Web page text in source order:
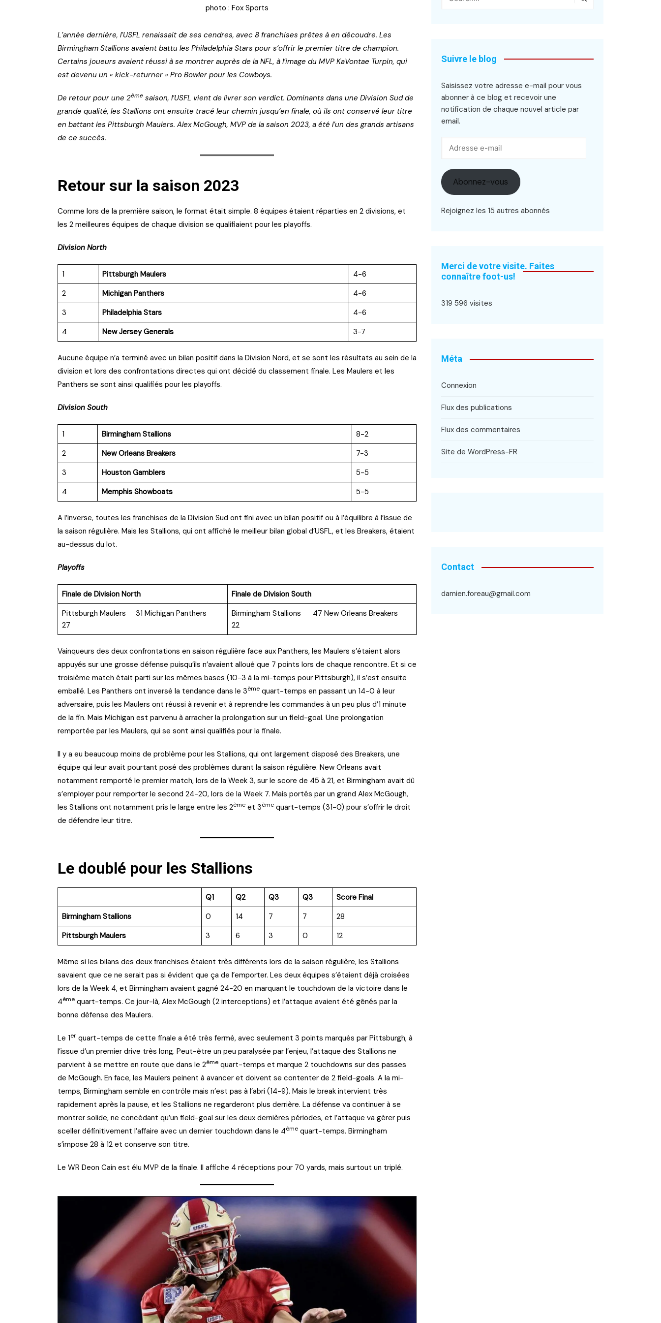
photo : Fox Sports
L’année dernière, l’USFL renaissait de ses cendres, avec 8 franchises prêtes à en découdre. Les
Birmingham Stallions avaient battu les Philadelphia Stars pour s’offrir le premier titre de champion.
Certains joueurs avaient réussi à se montrer auprès de la NFL, à l’image du MVP KaVontae Turpin, qui
est devenu un « kick-returner » Pro Bowler pour les Cowboys.
De retour pour une 2ème saison, l’USFL vient de livrer son verdict. Dominants dans une Division Sud de
grande qualité, les Stallions ont ensuite tracé leur chemin jusqu’en finale, où ils ont conservé leur titre
en battant les Pittsburgh Maulers. Alex McGough, MVP de la saison 2023, a été l’un des grands artisans
de ce succès.
Retour sur la saison 2023
Comme lors de la première saison, le format était simple. 8 équipes étaient réparties en 2 divisions, et
les 2 meilleures équipes de chaque division se qualifiaient pour les playoffs.
Division North
1 Pittsburgh Maulers
4-6
2
Michigan Panthers
4-6
3
Philadelphia Stars
4-6
4
New Jersey Generals 3-7
Aucune équipe n’a terminé avec un bilan positif dans la Division Nord, et se sont les résultats au sein de la
division et lors des confrontations directes qui ont décidé du classement finale. Les Maulers et les
Panthers se sont ainsi qualifiés pour les playoffs.
Division South
1 Birmingham Stallions
8-2
2
New Orleans Breakers
7-3
3
Houston Gamblers
5-5
4
Memphis Showboats 5-5
A l’inverse, toutes les franchises de la Division Sud ont fini avec un bilan positif ou à l’équilibre à l’issue de
la saison régulière. Mais les Stallions, qui ont affiché le meilleur bilan global d’USFL, et les Breakers, étaient
au-dessus du lot.
Playoffs
Finale de Division North
Finale de Division South
Pittsburgh Maulers 31 Michigan Panthers
27
Birmingham Stallions 47 New Orleans Breakers
22
Vainqueurs des deux confrontations en saison régulière face aux Panthers, les Maulers s’étaient alors
appuyés sur une grosse défense puisqu’ils n’avaient alloué que 7 points lors de chaque rencontre. Et si ce
troisième match était parti sur les mêmes bases (10-3 à la mi-temps pour Pittsburgh), il s’est ensuite
emballé. Les Panthers ont inversé la tendance dans le 3ème quart-temps en passant un 14-0 à leur
adversaire, puis les Maulers ont réussi à revenir et à reprendre les commandes à un peu plus d’1 minute
de la fin. Mais Michigan est parvenu à arracher la prolongation sur un field-goal. Une prolongation
remportée par les Maulers, qui se sont ainsi qualifiés pour la finale.
Il y a eu beaucoup moins de problème pour les Stallions, qui ont largement disposé des Breakers, une
équipe qui leur avait pourtant posé des problèmes durant la saison régulière. New Orleans avait
notamment remporté le premier match, lors de la Week 3, sur le score de 45 à 21, et Birmingham avait dû
s’employer pour remporter le second 24-20, lors de la Week 7. Mais portés par un grand Alex McGough,
les Stallions ont notamment pris le large entre les 2ème et 3ème quart-temps (31-0) pour s’offrir le droit
de défendre leur titre.
Le doublé pour les Stallions
Q1 Q2 Q3 Q3
Score Final
Birmingham Stallions
0 14 7 7
28
Pittsburgh Maulers
3 6 3 0 12
Même si les bilans des deux franchises étaient très différents lors de la saison régulière, les Stallions
savaient que ce ne serait pas si évident que ça de l’emporter. Les deux équipes s’étaient déjà croisées
lors de la Week 4, et Birmingham avaient gagné 24-20 en marquant le touchdown de la victoire dans le
4ème quart-temps. Ce jour-là, Alex McGough (2 interceptions) et l’attaque avaient été gênés par la
bonne défense des Maulers.
Le 1er quart-temps de cette finale a été très fermé, avec seulement 3 points marqués par Pittsburgh, à
l’issue d’un premier drive très long. Peut-être un peu paralysée par l’enjeu, l’attaque des Stallions ne
parvient à se mettre en route que dans le 2ème quart-temps et marque 2 touchdowns sur des passes
de McGough. En face, les Maulers peinent à avancer et doivent se contenter de 2 field-goals. A la mi-
temps, Birmingham semble en contrôle mais n’est pas à l’abri (14-9). Mais le break intervient très
rapidement après la pause, et les Stallions ne regarderont plus derrière. La défense va continuer à se
montrer solide, ne concédant qu’un field-goal sur les deux dernières périodes, et l’attaque va gérer puis
sceller définitivement l’affaire avec un dernier touchdown dans le 4ème quart-temps. Birmingham
s’impose 28 à 12 et conserve son titre.
Le WR Deon Cain est élu MVP de la finale. Il affiche 4 réceptions pour 70 yards, mais surtout un triplé.
Suivre le blog
Saisissez votre adresse e-mail pour vous
abonner à ce blog et recevoir une
notification de chaque nouvel article par
email.
Abonnez-vous
Rejoignez les 15 autres abonnés
Merci de votre visite. Faites
connaître foot-us!
319 596 visites
Méta
Connexion
Flux des publications
Flux des commentaires
Site de WordPress-FR
Contact
damien.foreau@gmail.com